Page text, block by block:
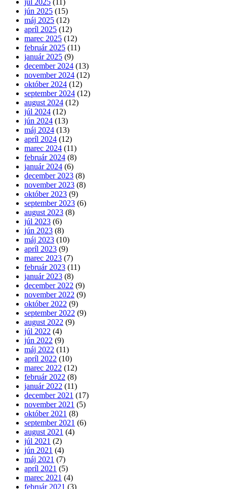
júl 2025 (11)
jún 2025 (15)
máj 2025 (12)
apríl 2025 (12)
marec 2025 (12)
február 2025 (11)
január 2025 (9)
december 2024 (13)
november 2024 (12)
október 2024 (12)
september 2024 (12)
august 2024 (12)
júl 2024 (12)
jún 2024 (13)
máj 2024 (13)
apríl 2024 (12)
marec 2024 (11)
február 2024 (8)
január 2024 (6)
december 2023 (8)
november 2023 (8)
október 2023 (9)
september 2023 (6)
august 2023 (8)
júl 2023 (6)
jún 2023 (8)
máj 2023 (10)
apríl 2023 (9)
marec 2023 (7)
február 2023 (11)
január 2023 (8)
december 2022 (9)
november 2022 (9)
október 2022 (9)
september 2022 (9)
august 2022 (9)
júl 2022 (4)
jún 2022 (9)
máj 2022 (11)
apríl 2022 (10)
marec 2022 (12)
február 2022 (8)
január 2022 (11)
december 2021 (17)
november 2021 (5)
október 2021 (8)
september 2021 (6)
august 2021 (4)
júl 2021 (2)
jún 2021 (4)
máj 2021 (7)
apríl 2021 (5)
marec 2021 (4)
február 2021 (3)